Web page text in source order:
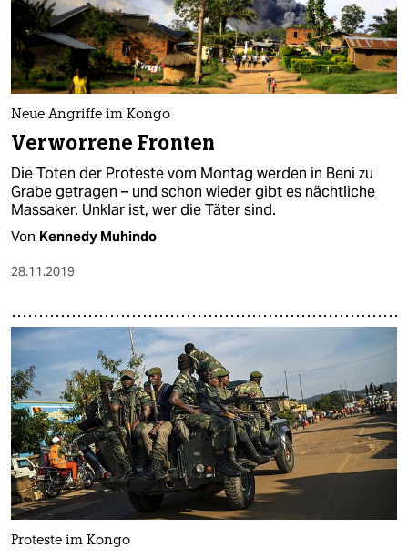
Neue Angriffe im Kongo
Verworrene Fronten
Die Toten der Proteste vom Montag werden in Beni zu
Grabe getragen – und schon wieder gibt es nächtliche
Massaker. Unklar ist, wer die Täter sind.
Von Kennedy Muhindo
28.11.2019
Proteste im Kongo